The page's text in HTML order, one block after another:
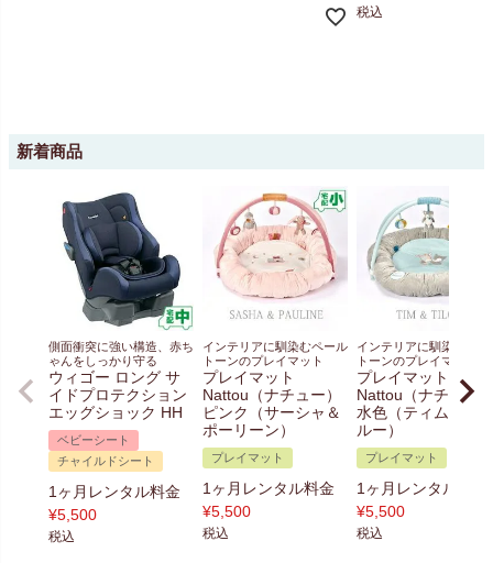
税込
新着商品
側面衝突に強い構造、赤ち
ゃんをしっかり守る
ウィゴー ロング サ
イドプロテクション
エッグショック HH
ベビーシート
チャイルドシート
1ヶ月レンタル料金
¥5,500
税込
インテリアに馴染むペール
トーンのプレイマット
プレイマット
Nattou（ナチュー）
ピンク（サーシャ＆
ポーリーン）
プレイマット
1ヶ月レンタル料金
¥5,500
税込
インテリアに馴染むペー
トーンのプレイマット
プレイマット
Nattou（ナチュー
水色（ティム＆テ
ルー）
プレイマット
1ヶ月レンタル料金
¥5,500
税込